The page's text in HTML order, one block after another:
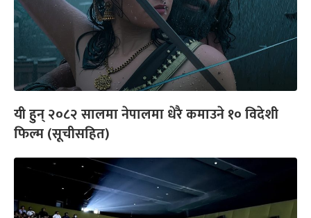
यी हुन् २०८२ सालमा नेपालमा धेरै कमाउने १० विदेशी
फिल्म (सूचीसहित)